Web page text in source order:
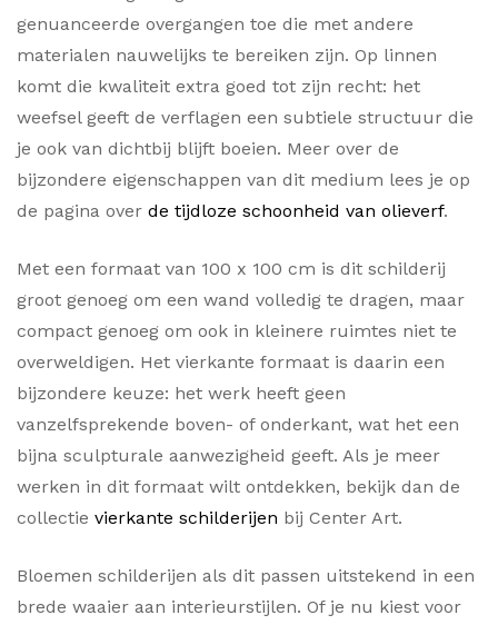
genuanceerde overgangen toe die met andere
materialen nauwelijks te bereiken zijn. Op linnen
komt die kwaliteit extra goed tot zijn recht: het
weefsel geeft de verflagen een subtiele structuur die
je ook van dichtbij blijft boeien. Meer over de
bijzondere eigenschappen van dit medium lees je op
de pagina over de tijdloze schoonheid van olieverf.
Met een formaat van 100 x 100 cm is dit schilderij
groot genoeg om een wand volledig te dragen, maar
compact genoeg om ook in kleinere ruimtes niet te
overweldigen. Het vierkante formaat is daarin een
bijzondere keuze: het werk heeft geen
vanzelfsprekende boven- of onderkant, wat het een
bijna sculpturale aanwezigheid geeft. Als je meer
werken in dit formaat wilt ontdekken, bekijk dan de
collectie vierkante schilderijen bij Center Art.
Bloemen schilderijen als dit passen uitstekend in een
brede waaier aan interieurstijlen. Of je nu kiest voor